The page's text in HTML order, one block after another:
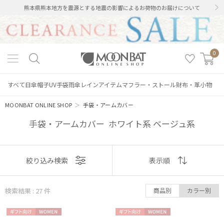
熊本県熊本地方を震源とする地震の影響によるお荷物のお届けについて
0
すべて日傘帽子UV手袋雨傘 レインアイテムマフラー・ストール財布・革小物
MOONBAT ONLINE SHOP ＞手袋・アームカバー
手袋・アームカバー ホワイト系 ベージュ系
表示
おすすめ
絞り込み検索 表示順
検索結果 : 27件 商品別 カラー別